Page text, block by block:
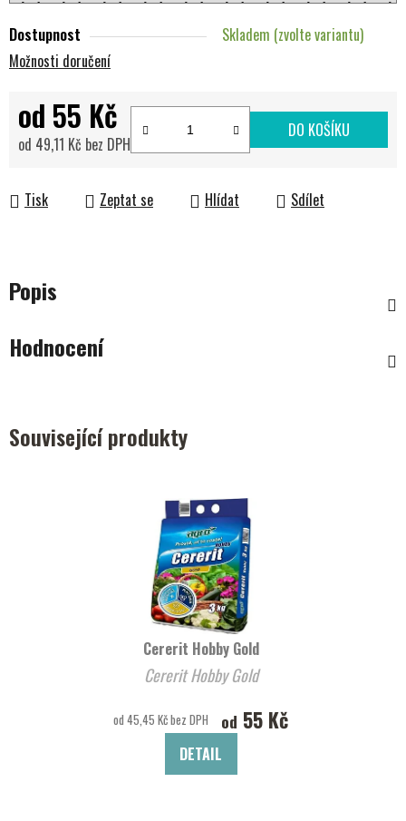
Dostupnost
Skladem (zvolte variantu)
Možnosti doručení
od 55 Kč
od 49,11 Kč bez DPH
DO KOŠÍKU
Tisk Zeptat se Hlídat Sdílet
Popis
Hodnocení
Související produkty
Cererit Hobby Gold
Cererit Hobby Gold
od 45,45 Kč bez DPH od 55 Kč
DETAIL